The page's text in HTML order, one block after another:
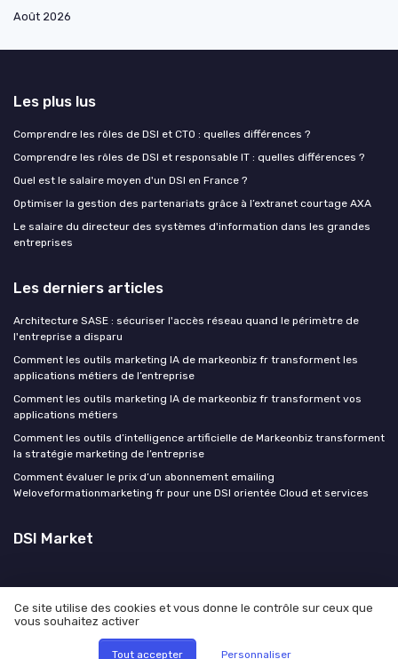
Août 2026
Les plus lus
Comprendre les rôles de DSI et CTO : quelles différences ?
Comprendre les rôles de DSI et responsable IT : quelles différences ?
Quel est le salaire moyen d'un DSI en France ?
Optimiser la gestion des partenariats grâce à l’extranet courtage AXA
Le salaire du directeur des systèmes d'information dans les grandes
entreprises
Les derniers articles
Architecture SASE : sécuriser l'accès réseau quand le périmètre de
l'entreprise a disparu
Comment les outils marketing IA de markeonbiz fr transforment les
applications métiers de l’entreprise
Comment les outils marketing IA de markeonbiz fr transforment vos
applications métiers
Comment les outils d’intelligence artificielle de Markeonbiz transforment
la stratégie marketing de l’entreprise
Comment évaluer le prix d’un abonnement emailing
Weloveformationmarketing fr pour une DSI orientée Cloud et services
DSI Market
Mentions légales
© DSI Market 2026
Ce site utilise des cookies et vous donne le contrôle sur ceux que
vous souhaitez activer
Tout accepter Personnaliser